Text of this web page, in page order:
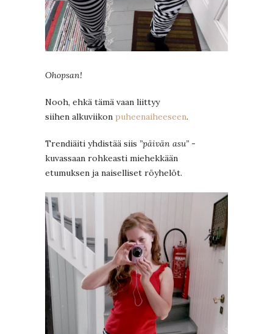
Ohopsan!
Nooh, ehkä tämä vaan liittyy
siihen alkuviikon puheenaiheeseen.
Trendiäiti yhdistää siis ”päivän asu” -
kuvassaan rohkeasti miehekkään
etumuksen ja naiselliset röyhelöt.